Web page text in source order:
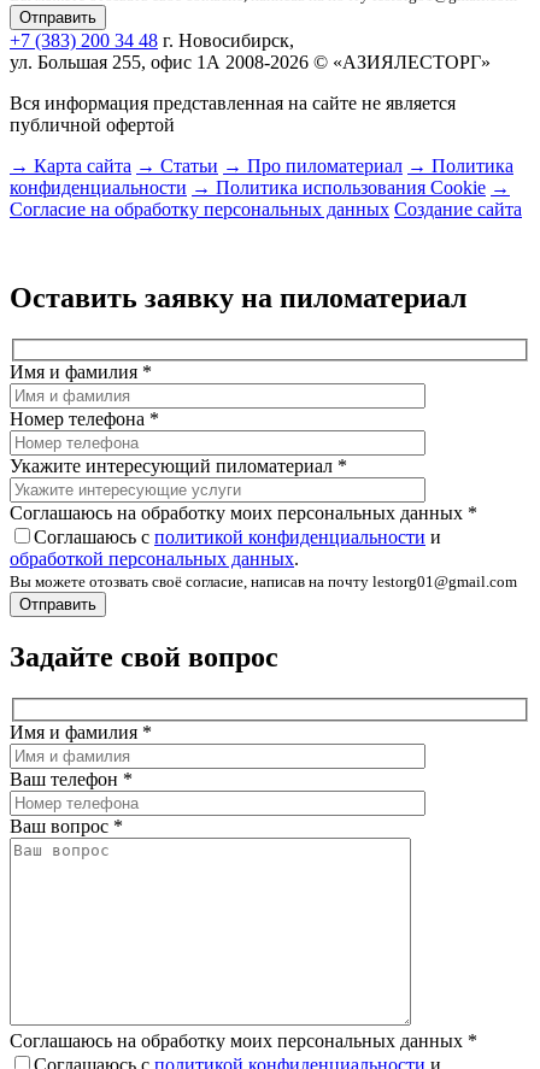
+7 (383) 200 34 48 г. Новосибирск,
ул. Большая 255, офис 1А 2008-2026 © «АЗИЯЛЕСТОРГ»
Вся информация представленная на сайте не является
публичной офертой
→ Карта сайта → Статьи → Про пиломатериал → Политика
конфиденциальности → Политика использования Cookie →
Согласие на обработку персональных данных Создание сайта
Оставить заявку на пиломатериал
Имя и фамилия *
Номер телефона *
Укажите интересующий пиломатериал *
Соглашаюсь на обработку моих персональных данных *
Соглашаюсь с политикой конфиденциальности и
обработкой персональных данных.
Вы можете отозвать своё согласие, написав на почту lestorg01@gmail.com
Задайте свой вопрос
Имя и фамилия *
Ваш телефон *
Ваш вопрос *
Соглашаюсь на обработку моих персональных данных *
Соглашаюсь с политикой конфиденциальности и